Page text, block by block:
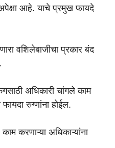
आहे. याचे प्रमुख फायदे
वशिलेबाजीचा प्रकार बंद
अधिकारी चांगले काम
रुग्णांना होईल.
करणाऱ्या अधिकाऱ्यांना